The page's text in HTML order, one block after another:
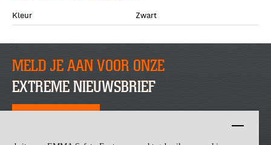
Kleur Zwart
MELD JE AAN VOOR ONZE
EXTREME NIEUWSBRIEF